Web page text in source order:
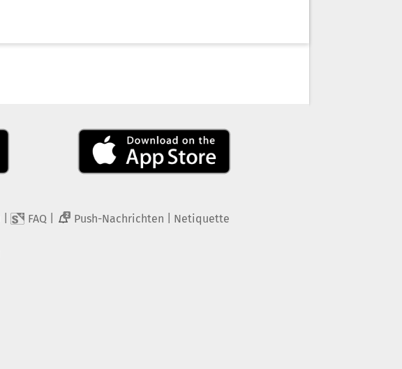
FAQ 2 Push-Nachrichten Netiquette